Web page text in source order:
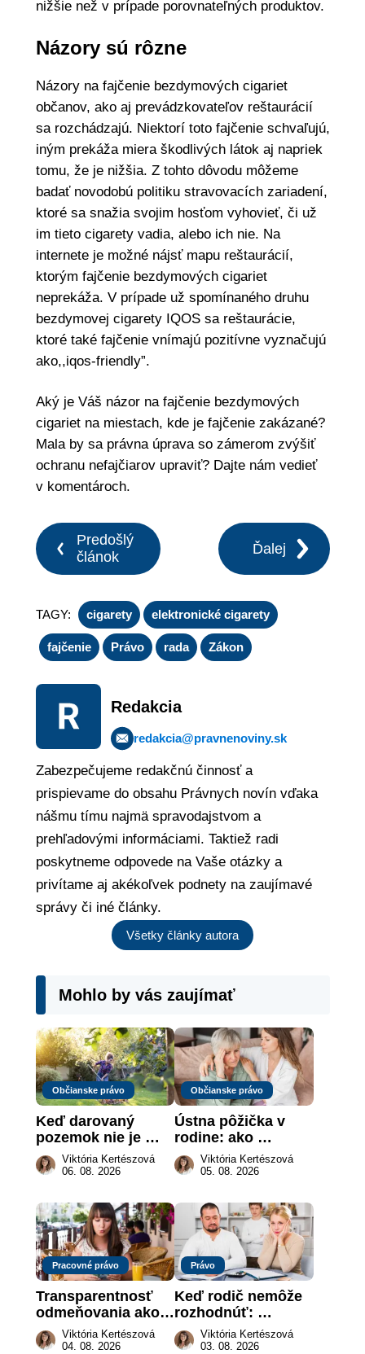
nižšie než v prípade porovnateľných produktov.
Názory sú rôzne
Názory na fajčenie bezdymových cigariet
občanov, ako aj prevádzkovateľov reštaurácií
sa rozchádzajú. Niektorí toto fajčenie schvaľujú,
iným prekáža miera škodlivých látok aj napriek
tomu, že je nižšia. Z tohto dôvodu môžeme
badať novodobú politiku stravovacích zariadení,
ktoré sa snažia svojim hosťom vyhovieť, či už
im tieto cigarety vadia, alebo ich nie. Na
internete je možné nájsť mapu reštaurácií,
ktorým fajčenie bezdymových cigariet
neprekáža. V prípade už spomínaného druhu
bezdymovej cigarety IQOS sa reštaurácie,
ktoré také fajčenie vnímajú pozitívne vyznačujú
ako,,iqos-friendly”.
Aký je Váš názor na fajčenie bezdymových
cigariet na miestach, kde je fajčenie zakázané?
Mala by sa právna úprava so zámerom zvýšiť
ochranu nefajčiarov upraviť? Dajte nám vedieť
v komentároch.
Predošlý
článok
Ďalej
TAGY: cigarety elektronické cigarety
fajčenie Právo rada Zákon
Redakcia
redakcia@pravnenoviny.sk
Zabezpečujeme redakčnú činnosť a
prispievame do obsahu Právnych novín vďaka
nášmu tímu najmä spravodajstvom a
prehľadovými informáciami. Taktiež radi
poskytneme odpovede na Vaše otázky a
privítame aj akékoľvek podnety na zaujímavé
správy či iné články.
Všetky články autora
Mohlo by vás zaujímať
Občianske právo
Keď darovaný
pozemok nie je
„hotová vec“: kedy
môže darca žiadať
Viktória Kertészová
06. 08. 2026
Občianske právo
Ústna pôžička v
rodine: ako
vymôcť peniaze,
keď na papieri nie
Viktória Kertészová
05. 08. 2026
Pracovné právo
Transparentnosť
odmeňovania ako
právna povinnosť:
revolúcia na
Viktória Kertészová
04. 08. 2026
Právo
Keď rodič nemôže
rozhodnúť:
nahradenie prejavu
vôle súdom v
Viktória Kertészová
03. 08. 2026